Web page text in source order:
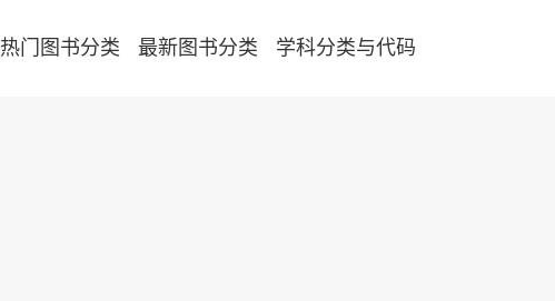
热门图书分类 最新图书分类 学科分类与代码